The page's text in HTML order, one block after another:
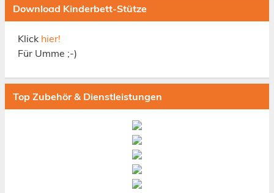
Download Kinderbett-Stütze
Klick hier!
Für Umme ;-)
Top Zubehör & Dienstleistungen